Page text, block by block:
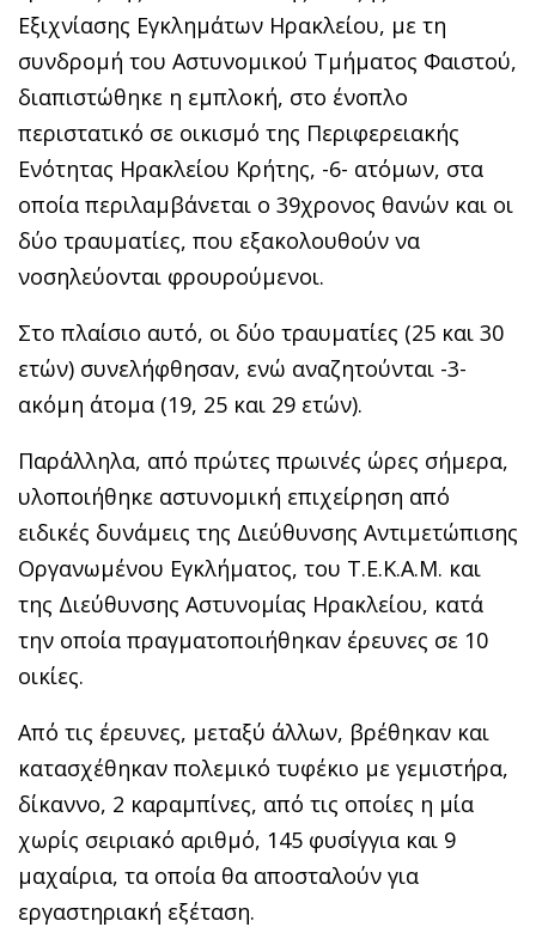
Εξιχνίασης Εγκλημάτων Ηρακλείου, με τη
συνδρομή του Αστυνομικού Τμήματος Φαιστού,
διαπιστώθηκε η εμπλοκή, στο ένοπλο
περιστατικό σε οικισμό της Περιφερειακής
Ενότητας Ηρακλείου Κρήτης, -6- ατόμων, στα
οποία περιλαμβάνεται ο 39χρονος θανών και οι
δύο τραυματίες, που εξακολουθούν να
νοσηλεύονται φρουρούμενοι.
Στο πλαίσιο αυτό, οι δύο τραυματίες (25 και 30
ετών) συνελήφθησαν, ενώ αναζητούνται -3-
ακόμη άτομα (19, 25 και 29 ετών).
Παράλληλα, από πρώτες πρωινές ώρες σήμερα,
υλοποιήθηκε αστυνομική επιχείρηση από
ειδικές δυνάμεις της Διεύθυνσης Αντιμετώπισης
Οργανωμένου Εγκλήματος, του Τ.Ε.Κ.Α.Μ. και
της Διεύθυνσης Αστυνομίας Ηρακλείου, κατά
την οποία πραγματοποιήθηκαν έρευνες σε 10
οικίες.
Από τις έρευνες, μεταξύ άλλων, βρέθηκαν και
κατασχέθηκαν πολεμικό τυφέκιο με γεμιστήρα,
δίκαννο, 2 καραμπίνες, από τις οποίες η μία
χωρίς σειριακό αριθμό, 145 φυσίγγια και 9
μαχαίρια, τα οποία θα αποσταλούν για
εργαστηριακή εξέταση.